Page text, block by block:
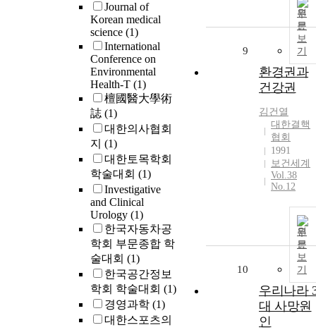
Journal of
Korean medical
science (1)
International
Conference on
Environmental
Health-T (1)
檀國醫大學術
誌 (1)
대한의사협회
지 (1)
대한토목학회
학술대회 (1)
Investigative
and Clinical
Urology (1)
한국자동차공
학회 부문종합 학
술대회 (1)
한국공간정보
학회 학술대회 (1)
경영과학 (1)
대한스포츠의
원
문
보
기
9
환경권과
건강권
김건열
대한결핵
협회
1991
보건세계
Vol.38
No.12
원
문
보
기
10
우리나라
대 사망원
인